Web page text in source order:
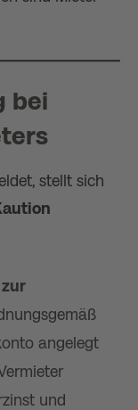
bei
stellt sich
angelegt
und